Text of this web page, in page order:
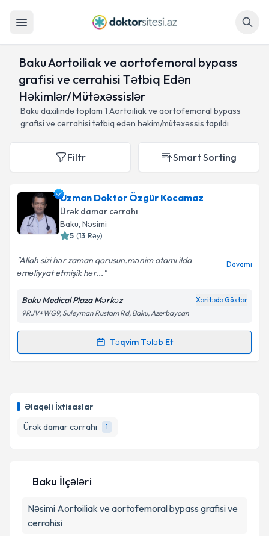
Baku Aortoiliak ve aortofemoral bypass
grafisi ve cerrahisi Tətbiq Edən
Həkimlər/Mütəxəssislər
Baku daxilində toplam 1 Aortoiliak ve aortofemoral bypass
grafisi ve cerrahisi tətbiq edən həkim/mütəxəssis tapıldı
Əlaqəli İxtisaslar
Ürək damar cərrahı
1
Filtr Smart Sorting
Uzman Doktor Özgür Kocamaz
Ürək damar cərrahı
Baku, Nəsimi
5 (13 Rəy)
Allah sizi hər zaman qorusun.mənim atamı ilda
əməliyyat etmişik hər...
Davamı
Baku Medical Plaza Mərkəz Xəritədə Göstər
9RJV+WG9, Suleyman Rustam Rd, Baku, Azerbaycan
Təqvim Tələb Et
Randevu Təqvimi Tələbi
randevu təqvimi tələbi yaradın. Bu mütəxəssisdən
randevu ala biləcəyiniz təqvim hazır olduqda e-poçt
ilə məlumatlandırılacaqsınız.
E-poçt Ünvanınız
Şəxsi məlumatlarımın emal edilməsinə dair
Aydınlatma Mətni
Baku İlçələri
Nəsimi Aortoiliak ve aortofemoral bypass grafisi ve
cerrahisi